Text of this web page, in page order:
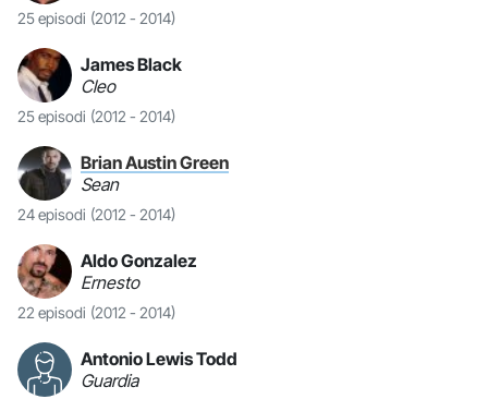
25 episodi (2012 - 2014)
James Black
Cleo
25 episodi (2012 - 2014)
Brian Austin Green
Sean
24 episodi (2012 - 2014)
Aldo Gonzalez
Ernesto
22 episodi (2012 - 2014)
Antonio Lewis Todd
Guardia